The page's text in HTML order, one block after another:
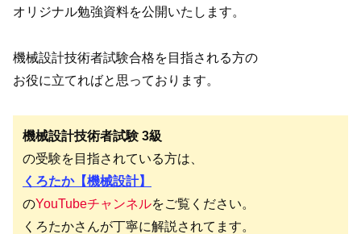
オリジナル勉強資料を公開いたします。
機械設計技術者試験合格を目指される方の
お役に立てればと思っております。
機械設計技術者試験 3級
の受験を目指されている方は、
くろたか【機械設計】
のYouTubeチャンネルをご覧ください。
くろたかさんが丁寧に解説されてます。